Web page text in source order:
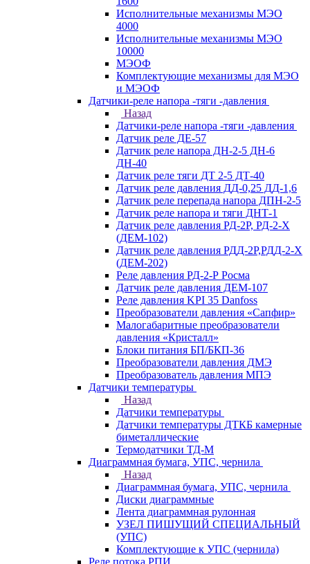
Исполнительные механизмы МЭО
4000
Исполнительные механизмы МЭО
10000
МЭОФ
Комплектующие механизмы для МЭО
и МЭОФ
Датчики-реле напора -тяги -давления
Назад
Датчики-реле напора -тяги -давления
Датчик реле ДЕ-57
Датчик реле напора ДН-2-5 ДН-6
ДН-40
Датчик реле тяги ДТ 2-5 ДТ-40
Датчик реле давления ДД-0,25 ДД-1,6
Датчик реле перепада напора ДПН-2-5
Датчик реле напора и тяги ДНТ-1
Датчик реле давления РД-2Р, РД-2-Х
(ДЕМ-102)
Датчик реле давления РДД-2Р,РДД-2-Х
(ДЕМ-202)
Реле давления РД-2-Р Росма
Датчик реле давления ДЕМ-107
Реле давления KPI 35 Danfoss
Преобразователи давления «Сапфир»
Малогабаритные преобразователи
давления «Кристалл»
Блоки питания БП/БКП-36
Преобразователи давления ДМЭ
Преобразователь давления МПЭ
Датчики температуры
Назад
Датчики температуры
Датчики температуры ДТКБ камерные
биметаллические
Термодатчики ТД-М
Диаграммная бумага, УПС, чернила
Назад
Диаграммная бумага, УПС, чернила
Диски диаграммные
Лента диаграммная рулонная
УЗЕЛ ПИШУЩИЙ СПЕЦИАЛЬНЫЙ
(УПС)
Комплектующие к УПС (чернила)
Реле потока РПИ